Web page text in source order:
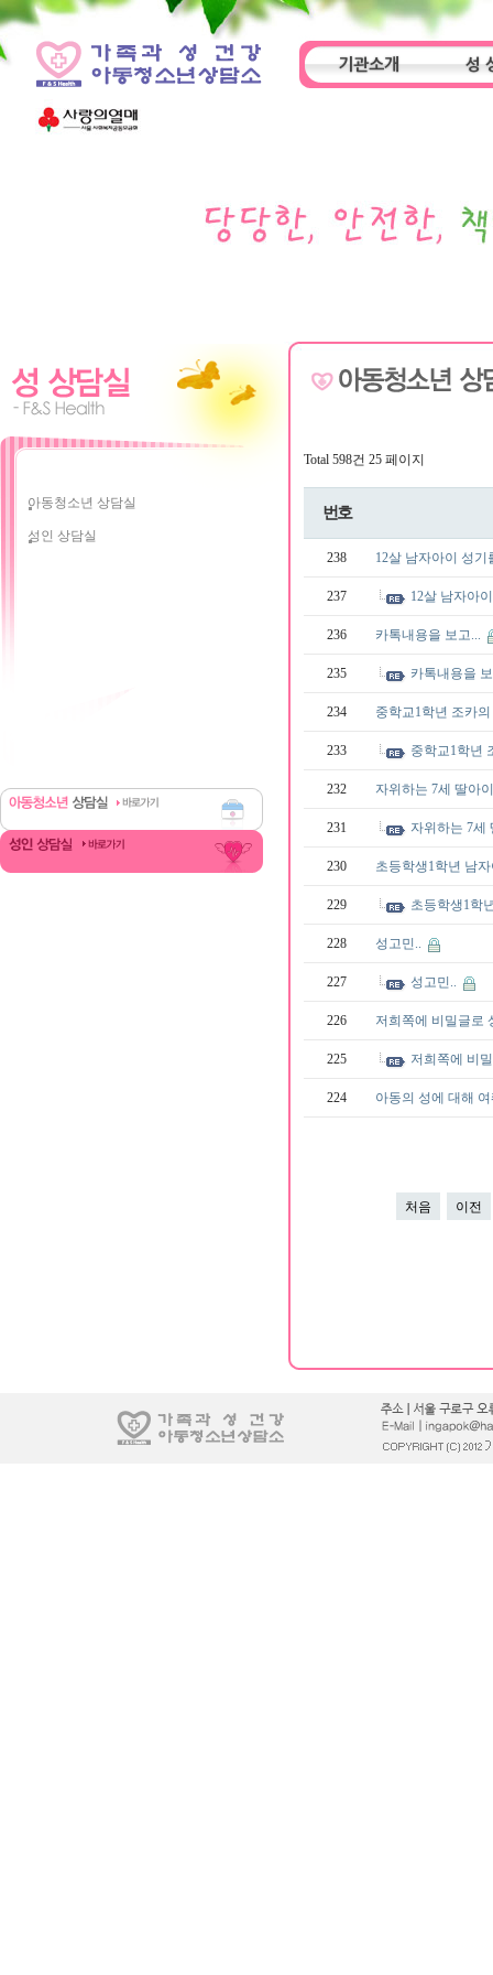
기관소개 성
아동청소년 상담실
성인 상담실
Total 598건 25 페이지
번호
238 12살 남자아이 성
237 12살 남자아
236 카톡내용을 보고...
235 카톡내용을
234 중학교1학년 조카
233 중학교1학년
232 자위하는 7세 딸아
231 자위하는 7세
230 초등학생1학년 남
229 초등학생1학
228 성고민..
227 성고민..
226 저희쪽에 비밀글로
225 저희쪽에 비
224 아동의 성에 대해
처음 이전